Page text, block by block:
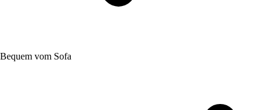
Bequem vom Sofa